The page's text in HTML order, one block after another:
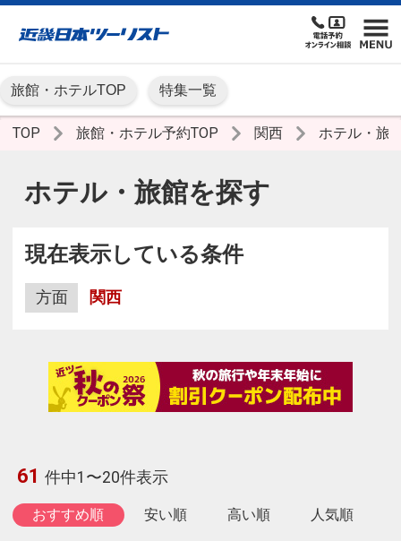
旅館・ホテルTOP 特集一覧
TOP 旅館・ホテル予約TOP 関西 ホテル・旅
ホテル・旅館を探す
現在表示している条件
方面 関西
61 件中1〜20件表示
おすすめ順 安い順 高い順 人気順